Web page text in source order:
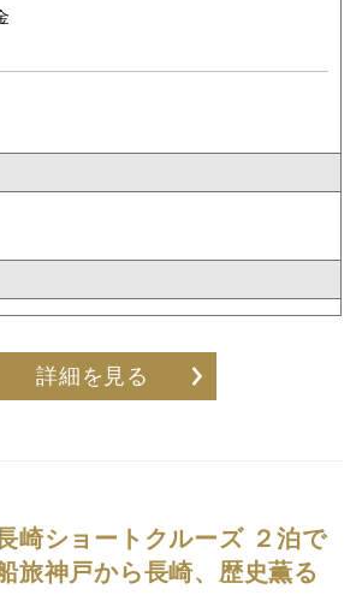
詳細を見る
崎ショートクルーズ ２泊で
旅神戸から長崎、歴史薫る